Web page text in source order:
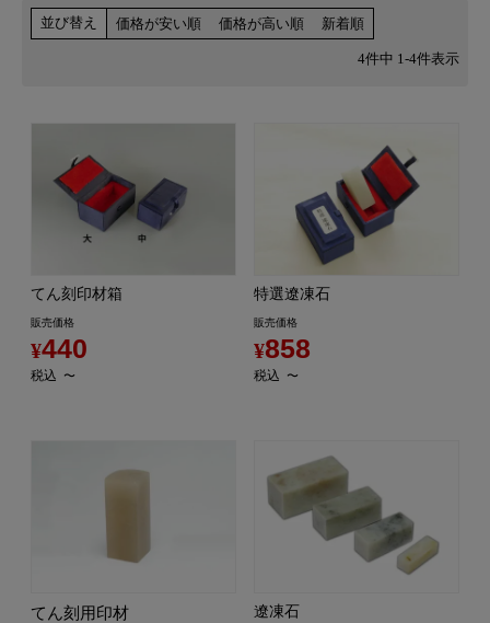
並び替え 価格が安い順 価格が高い順 新着順
4件中 1 -4件表示
てん刻印材箱
販売価格
¥440
税込 〜
特選遼凍石
販売価格
¥858
税込 〜
てん刻用印材 遼凍石